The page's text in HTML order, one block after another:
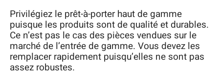
Privilégiez le prêt-à-porter haut de gamme
puisque les produits sont de qualité et durables.
Ce n’est pas le cas des pièces vendues sur le
marché de l’entrée de gamme. Vous devez les
remplacer rapidement puisqu’elles ne sont pas
assez robustes.